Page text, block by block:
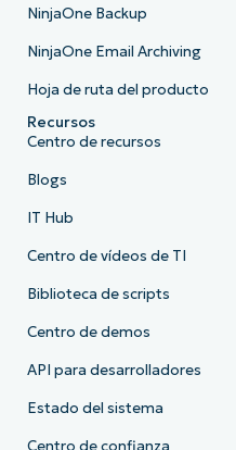
NinjaOne Backup
NinjaOne Email Archiving
Hoja de ruta del producto
Recursos
Centro de recursos
Blogs
IT Hub
Centro de vídeos de TI
Biblioteca de scripts
Centro de demos
API para desarrolladores
Estado del sistema
Centro de confianza